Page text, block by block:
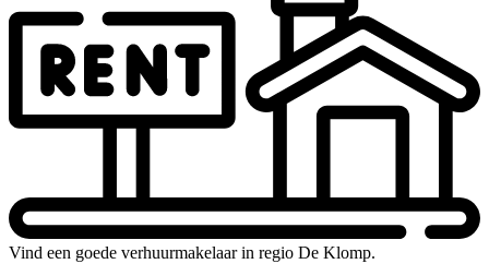
Vind een goede verhuurmakelaar in regio De Klomp.